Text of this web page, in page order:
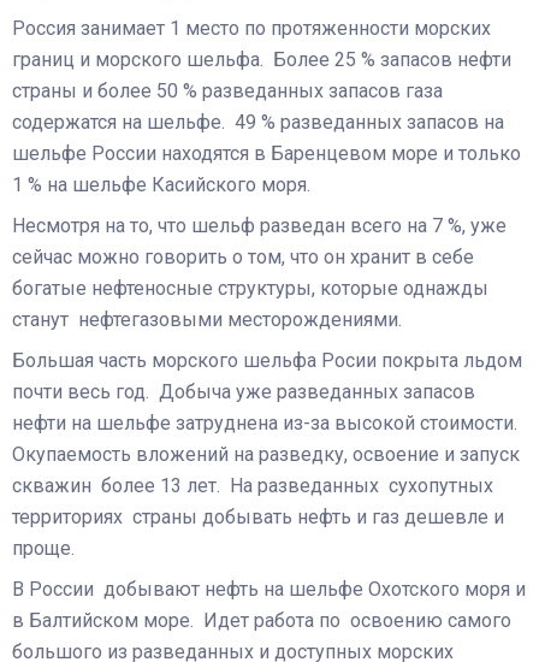
Россия занимает 1 место по протяженности морских
границ и морского шельфа. Более 25 % запасов нефти
страны и более 50 % разведанных запасов газа
содержатся на шельфе. 49 % разведанных запасов на
шельфе России находятся в Баренцевом море и только
1 % на шельфе Касийского моря.
Несмотря на то, что шельф разведан всего на 7 %, уже
сейчас можно говорить о том, что он хранит в себе
богатые нефтеносные структуры, которые однажды
станут нефтегазовыми месторождениями.
Бoльшая часть морского шельфа Росии покрыта льдом
почти весь год. Добыча уже разведанных запасов
нефти на шельфе затруднена из-за высокой стоимости.
Окупаемость вложений на разведку, освоение и запуск
скважин более 13 лет. На разведанных сухопутных
территориях страны добывать нефть и газ дешевле и
проще.
В России добывают нефть на шельфе Охотского моря и
в Балтийском море. Идет работа по освоению самого
большого из разведанных и доступных морских